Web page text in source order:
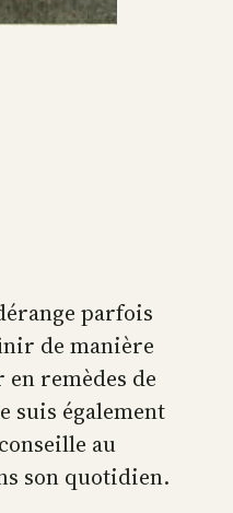
parfois
de manière
remèdes de
suis également
au
son quotidien.